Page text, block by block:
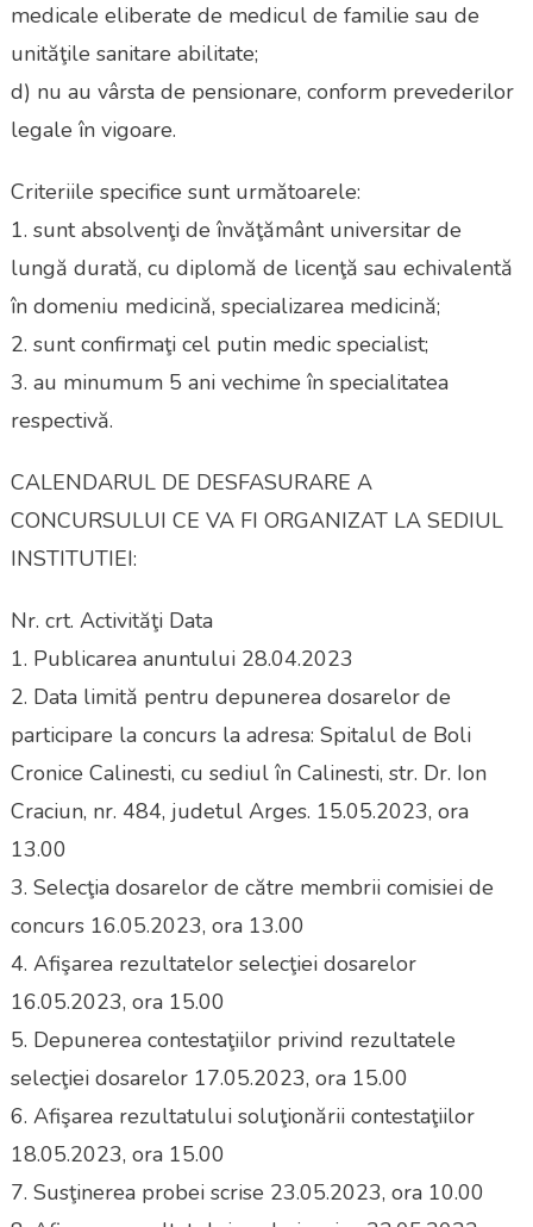
medicale eliberate de medicul de familie sau de
unităţile sanitare abilitate;
d) nu au vârsta de pensionare, conform prevederilor
legale în vigoare.
Criteriile specifice sunt următoarele:
1. sunt absolvenţi de învăţământ universitar de
lungă durată, cu diplomă de licenţă sau echivalentă
în domeniu medicină, specializarea medicină;
2. sunt confirmaţi cel putin medic specialist;
3. au minumum 5 ani vechime în specialitatea
respectivă.
CALENDARUL DE DESFASURARE A
CONCURSULUI CE VA FI ORGANIZAT LA SEDIUL
INSTITUTIEI:
Nr. crt. Activităţi Data
1. Publicarea anuntului 28.04.2023
2. Data limită pentru depunerea dosarelor de
participare la concurs la adresa: Spitalul de Boli
Cronice Calinesti, cu sediul în Calinesti, str. Dr. Ion
Craciun, nr. 484, judetul Arges. 15.05.2023, ora
13.00
3. Selecţia dosarelor de către membrii comisiei de
concurs 16.05.2023, ora 13.00
4. Afişarea rezultatelor selecţiei dosarelor
16.05.2023, ora 15.00
5. Depunerea contestaţiilor privind rezultatele
selecţiei dosarelor 17.05.2023, ora 15.00
6. Afişarea rezultatului soluţionării contestaţiilor
18.05.2023, ora 15.00
7. Susţinerea probei scrise 23.05.2023, ora 10.00